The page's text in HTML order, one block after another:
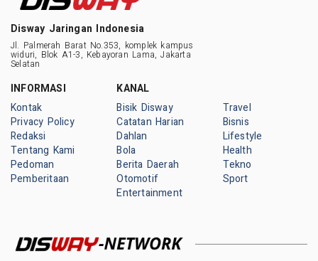
Disway Jaringan Indonesia
Jl. Palmerah Barat No.353, komplek kampus
widuri, Blok A1-3, Kebayoran Lama, Jakarta
Selatan
INFORMASI
Kontak
Privacy Policy
Redaksi
Tentang Kami
Pedoman
Pemberitaan
KANAL
Bisik Disway
Catatan Harian
Dahlan
Bola
Berita Daerah
Otomotif
Entertainment
Travel
Bisnis
Lifestyle
Health
Tekno
Sport